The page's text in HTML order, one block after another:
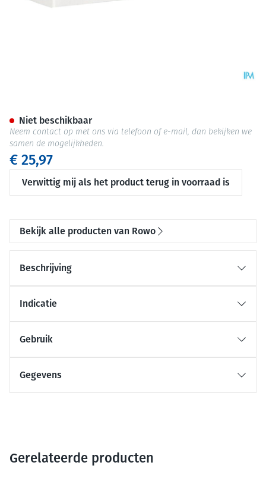
€ 25,97
Verwittig mij als het product terug in voorraad is
Niet beschikbaar
Neem contact op met ons via telefoon of e-mail, dan bekijken we
samen de mogelijkheden.
Bekijk alle producten van Rowo
Beschrijving
Indicatie
Gebruik
Gegevens
Gerelateerde producten